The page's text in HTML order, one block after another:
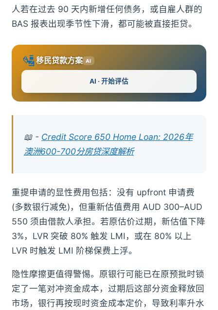
人若在过去 90 天内新增任何债务，或自雇人群的
BAS 报表出现季节性下滑，都可能被直接拒贷。
🛂移民贷款方案 AI
AI · 开始评估
📖 - Credit Score 650 Home Loan: 2026年
澳洲600-700分房贷深度解析
重提申请的显性费用包括：没有 upfront 申请费
(多数银行减免)，但重新估值费用 AUD 300–AUD
550 须由借款人承担。若原估价过期，新估值下降
3%，LVR 突破 80% 触发 LMI，或在 80% 以上
LVR 时触发 LMI 阶梯保费上浮。
隐性摩擦更值得警惕。原银行可能已在原预批时锁
定了一笔对冲资金成本，过期后这部分资金释放回
市场，银行再按现时资金成本定价，导致利率升水